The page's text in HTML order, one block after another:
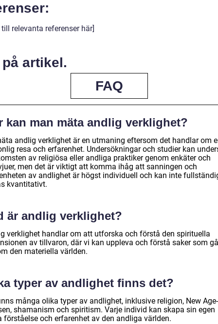
relevanta referenser här]
artikel.
FAQ
kan man mäta andlig verklighet?
andlig verklighet är en utmaning eftersom det handlar om
resa och erfarenhet. Undersökningar och studier kan
av religiösa eller andliga praktiker genom enkäter och
men det är viktigt att komma ihåg att sanningen och
av andlighet är högst individuell och kan inte
kvantitativt.
är andlig verklighet?
verklighet handlar om att utforska och förstå den spirituella
av tillvaron, där vi kan uppleva och förstå saker som
den materiella världen.
typer av andlighet finns det?
många olika typer av andlighet, inklusive religion, New Age-
shamanism och spiritism. Varje individ kan skapa sin egen
förståelse och erfarenhet av den andliga världen.